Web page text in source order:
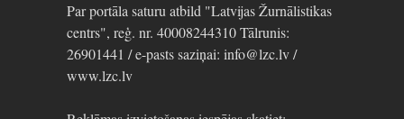
Par portāla saturu atbild "Latvijas Žurnālistikas
centrs", reģ. nr. 40008244310 Tālrunis:
26901441 / e-pasts saziņai: info@lzc.lv /
www.lzc.lv